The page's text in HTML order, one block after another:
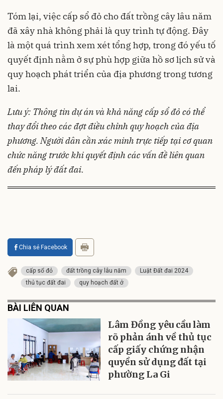
Tóm lại, việc cấp sổ đỏ cho đất trồng cây lâu năm
đã xây nhà không phải là quy trình tự động. Đây
là một quá trình xem xét tổng hợp, trong đó yếu tố
quyết định nằm ở sự phù hợp giữa hồ sơ lịch sử và
quy hoạch phát triển của địa phương trong tương
lai.
Lưu ý: Thông tin dự án và khả năng cấp sổ đỏ có thể
thay đổi theo các đợt điều chỉnh quy hoạch của địa
phương. Người dân cần xác minh trực tiếp tại cơ quan
chức năng trước khi quyết định các vấn đề liên quan
đến pháp lý đất đai.
Chia sẻ Facebook
cấp sổ đỏ đất trồng cây lâu năm
Luật Đất đai 2024
thủ tục đất đai
quy hoạch đất ở
BÀI LIÊN QUAN
Lâm Đồng yêu cầu làm
rõ phản ánh về thủ tục
cấp giấy chứng nhận
quyền sử dụng đất tại
phường La Gi